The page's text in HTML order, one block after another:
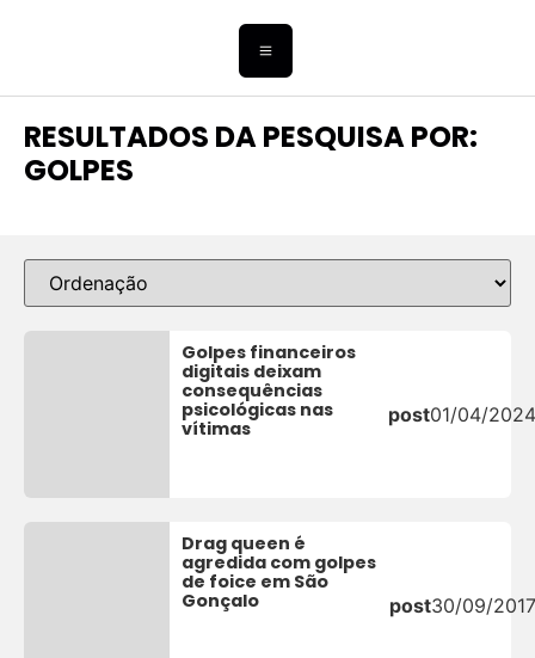
RESULTADOS DA PESQUISA POR:
GOLPES
Golpes financeiros
digitais deixam
consequências
psicológicas nas
vítimas
post01/04/
Drag queen é
agredida com golpes
de foice em São
Gonçalo
post30/09/2017